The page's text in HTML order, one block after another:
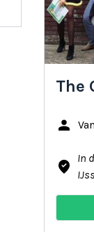
The
person
where_to_vote
In